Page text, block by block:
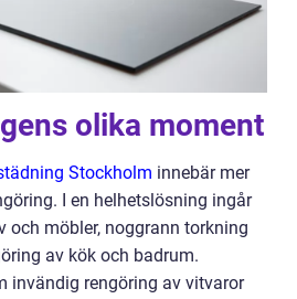
olika moment
Stockholm innebär mer
I en helhetslösning ingår
och möbler, noggrann torkning
av kök och badrum.
invändig rengöring av vitvaror